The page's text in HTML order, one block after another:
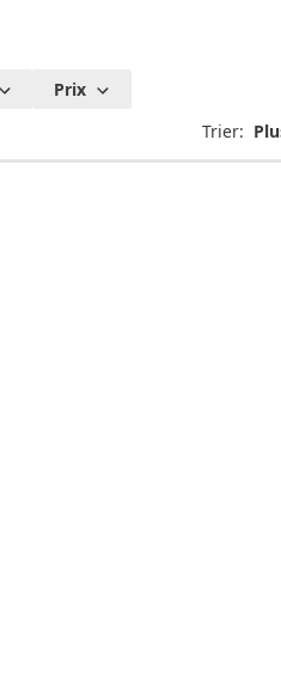
Prix
Trier: